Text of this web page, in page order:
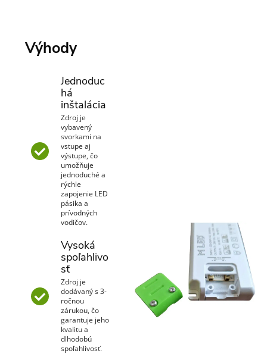
Výhody
Jednoduc
há
inštalácia
Zdroj je
vybavený
svorkami na
vstupe aj
výstupe, čo
umožňuje
jednoduché a
rýchle
zapojenie LED
pásika a
prívodných
vodičov.
Vysoká
spoľahlivo
sť
Zdroj je
dodávaný s 3-
ročnou
zárukou, čo
garantuje jeho
kvalitu a
dlhodobú
spoľahlivosť.